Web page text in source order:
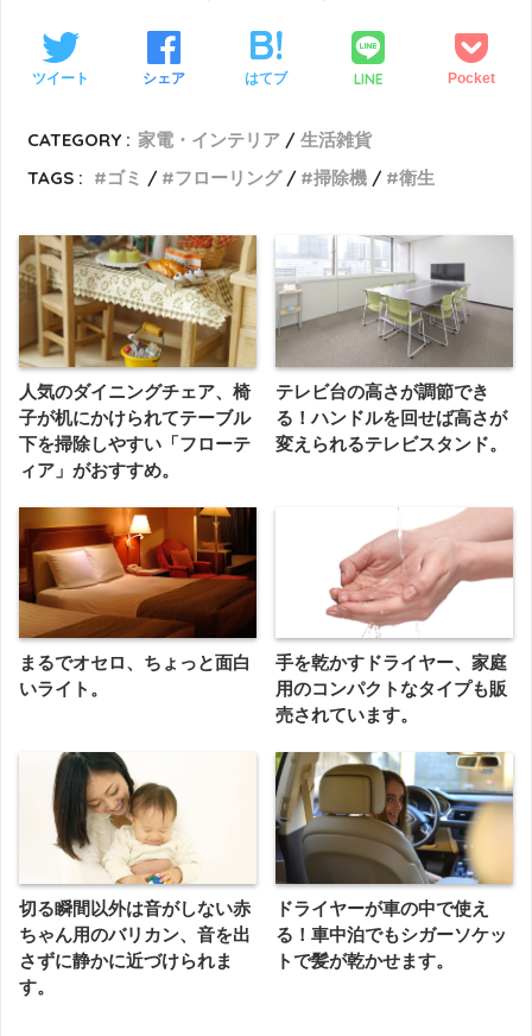
ツイート シェア はてブ LINE Pocket
CATEGORY : 家電・インテリア
生活雑貨
TAGS :
ゴミ フローリング 掃除機 衛生
人気のダイニングチェア、椅
子が机にかけられてテーブル
下を掃除しやすい「フローテ
ィア」がおすすめ。
テレビ台の高さが調節でき
る！ハンドルを回せば高さが
変えられるテレビスタンド。
まるでオセロ、ちょっと面白
いライト。
手を乾かすドライヤー、家庭
用のコンパクトなタイプも販
売されています。
切る瞬間以外は音がしない赤
ちゃん用のバリカン、音を出
さずに静かに近づけられま
す。
ドライヤーが車の中で使え
る！車中泊でもシガーソケッ
トで髪が乾かせます。